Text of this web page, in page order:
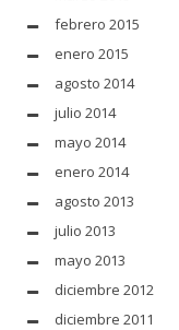
febrero 2015
enero 2015
agosto 2014
julio 2014
mayo 2014
enero 2014
agosto 2013
julio 2013
mayo 2013
diciembre 2012
diciembre 2011